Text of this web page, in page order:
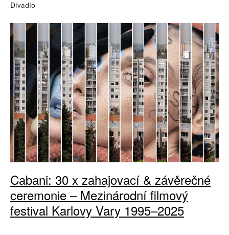
Divadlo
Cabani: 30 x zahajovací & závěrečné
ceremonie – Mezinárodní filmový
festival Karlovy Vary 1995–2025